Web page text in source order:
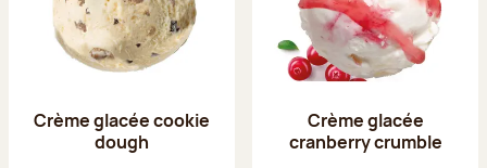
Crème glacée cookie
dough
Crème glacée
cranberry crumble